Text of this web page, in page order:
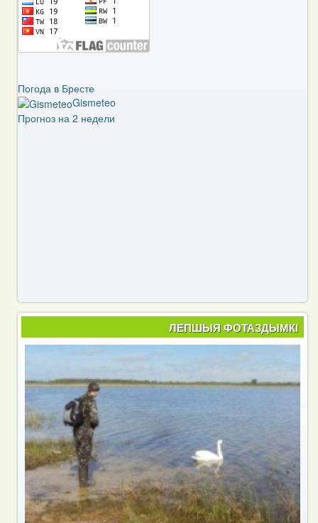
Погода в Бресте
Gismeteo
Прогноз на 2 недели
ЛЕПШЫЯ ФОТАЗДЫМКІ